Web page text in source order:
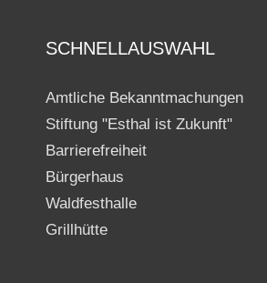
SCHNELLAUSWAHL
Amtliche Bekanntmachungen
Stiftung "Esthal ist Zukunft"
Barrierefreiheit
Bürgerhaus
Waldfesthalle
Grillhütte